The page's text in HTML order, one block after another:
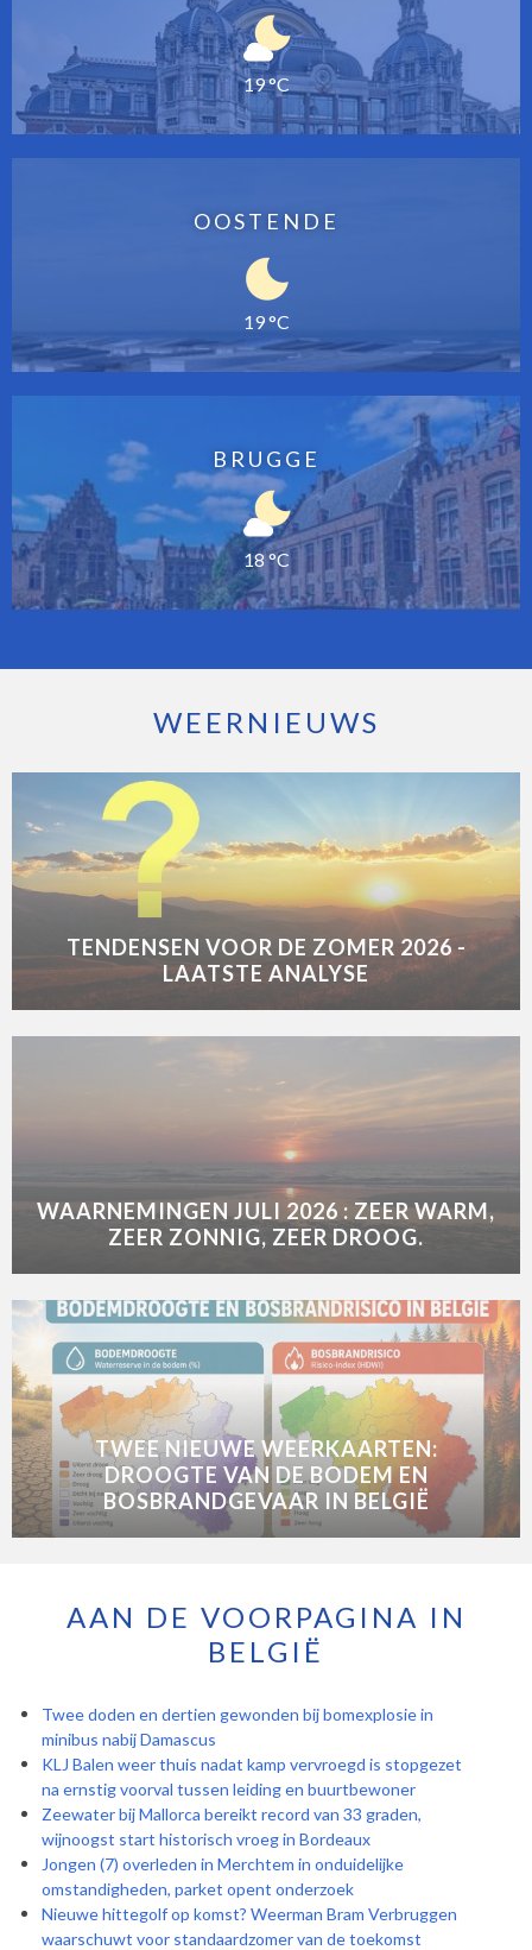
19 °C
OOSTENDE
19 °C
BRUGGE
18 °C
WEERNIEUWS
TENDENSEN VOOR DE ZOMER 2026 -
LAATSTE ANALYSE
WAARNEMINGEN JULI 2026 : ZEER WARM,
ZEER ZONNIG, ZEER DROOG.
TWEE NIEUWE WEERKAARTEN:
DROOGTE VAN DE BODEM EN
BOSBRANDGEVAAR IN BELGIË
AAN DE VOORPAGINA IN
BELGIË
Twee doden en dertien gewonden bij bomexplosie in
minibus nabij Damascus
KLJ Balen weer thuis nadat kamp vervroegd is stopgezet
na ernstig voorval tussen leiding en buurtbewoner
Zeewater bij Mallorca bereikt record van 33 graden,
wijnoogst start historisch vroeg in Bordeaux
Jongen (7) overleden in Merchtem in onduidelijke
omstandigheden, parket opent onderzoek
Nieuwe hittegolf op komst? Weerman Bram Verbruggen
waarschuwt voor standaardzomer van de toekomst